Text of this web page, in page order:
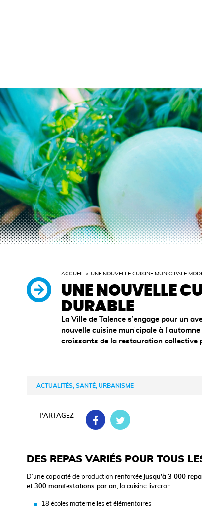
ACCUEIL >UNE NOUVELLE CUISINE MUNICIPALE
UNE NOUVELLE
DURABLE
La Ville de Talence s’engage pour un
nouvelle cuisine municipale à
croissants de la restauration collective
ACTUALITÉS, SANTÉ, URBANISME
PARTAGEZ
DES REPAS VARIÉS POUR TOUS
D’une capacité de production renforcéejusqu’à 3 000
et 300 manifestations par an, la cuisine livrera :
18 écoles maternelles et élémentaires